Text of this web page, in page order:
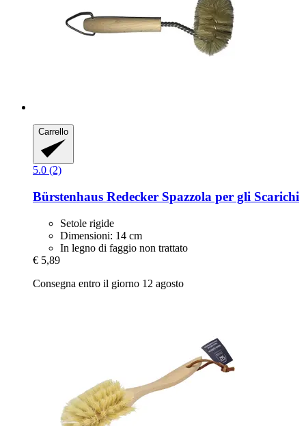
Carrello
5.0 (2)
Bürstenhaus Redecker Spazzola per gli Scarichi
Setole rigide
Dimensioni: 14 cm
In legno di faggio non trattato
€ 5,89
Consegna entro il giorno 12 agosto